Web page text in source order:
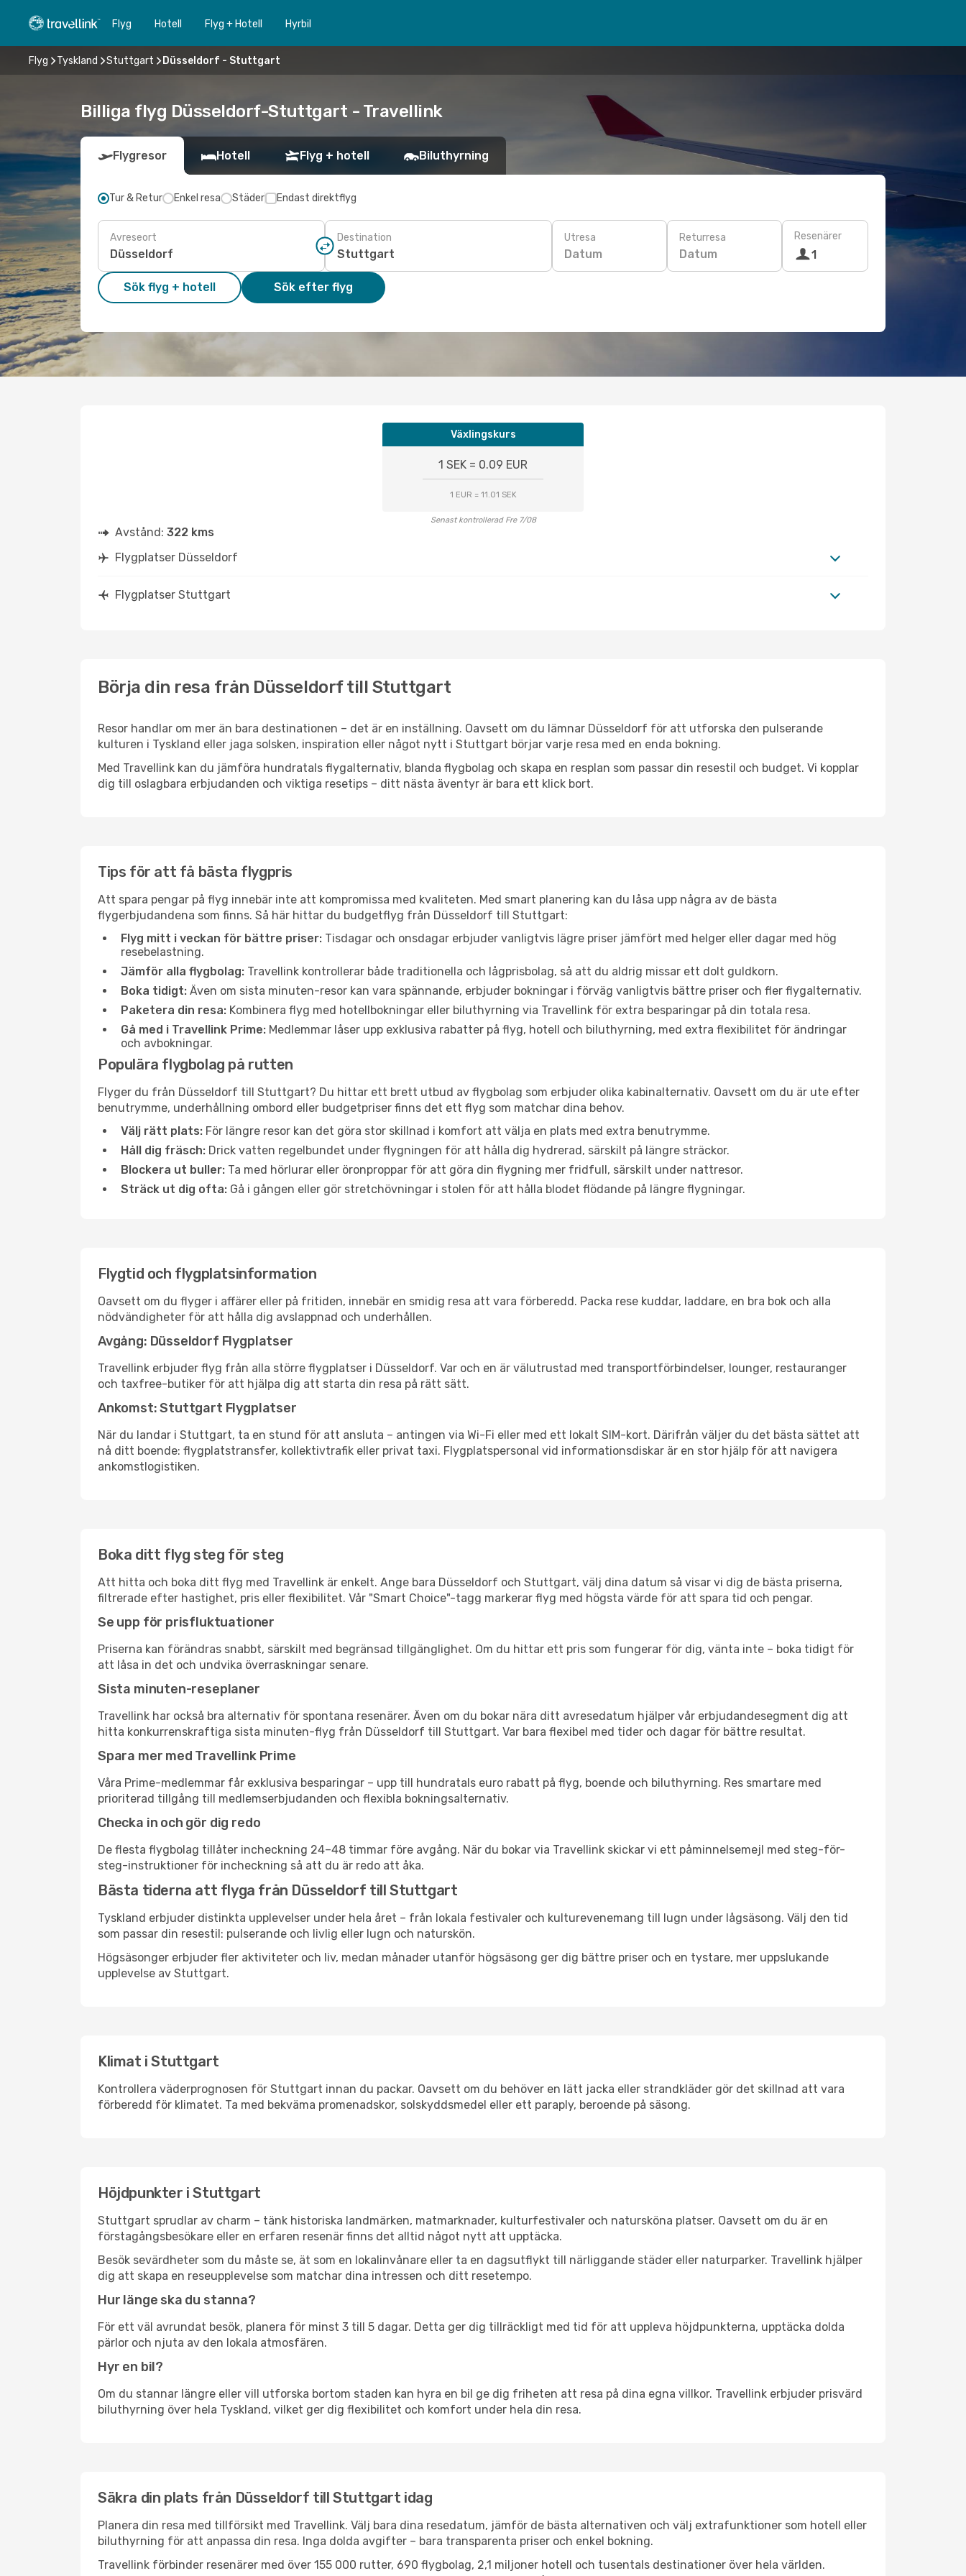
Flyg Hotell Flyg + Hotell Hyrbil
Flyg Tyskland Stuttgart Düsseldorf - Stuttgart
Billiga flyg Düsseldorf-Stuttgart - Travellink
Flygresor Hotell Flyg + hotell Biluthyrning
Tur & Retur Enkel resa Städer Endast direktflyg
Avreseort Destination Utresa
Datum
Returresa
Datum
Resenärer
1
Sök flyg + hotell Sök efter flyg
Växlingskurs
1 SEK = 0.09 EUR
1 EUR = 11.01 SEK
Senast kontrollerad Fre 7/08
Avstånd: 322 kms
Flygplatser Düsseldorf
Flygplatser Stuttgart
Börja din resa från Düsseldorf till Stuttgart
Resor handlar om mer än bara destinationen – det är en inställning. Oavsett om du lämnar Düsseldorf för att utforska den pulserande
kulturen i Tyskland eller jaga solsken, inspiration eller något nytt i Stuttgart börjar varje resa med en enda bokning.
Med Travellink kan du jämföra hundratals flygalternativ, blanda flygbolag och skapa en resplan som passar din resestil och budget. Vi kopplar
dig till oslagbara erbjudanden och viktiga resetips – ditt nästa äventyr är bara ett klick bort.
Tips för att få bästa flygpris
Att spara pengar på flyg innebär inte att kompromissa med kvaliteten. Med smart planering kan du låsa upp några av de bästa
flygerbjudandena som finns. Så här hittar du budgetflyg från Düsseldorf till Stuttgart:
Flyg mitt i veckan för bättre priser: Tisdagar och onsdagar erbjuder vanligtvis lägre priser jämfört med helger eller dagar med hög
resebelastning.
Jämför alla flygbolag: Travellink kontrollerar både traditionella och lågprisbolag, så att du aldrig missar ett dolt guldkorn.
Boka tidigt: Även om sista minuten-resor kan vara spännande, erbjuder bokningar i förväg vanligtvis bättre priser och fler flygalternativ.
Paketera din resa: Kombinera flyg med hotellbokningar eller biluthyrning via Travellink för extra besparingar på din totala resa.
Gå med i Travellink Prime: Medlemmar låser upp exklusiva rabatter på flyg, hotell och biluthyrning, med extra flexibilitet för ändringar
och avbokningar.
Populära flygbolag på rutten
Flyger du från Düsseldorf till Stuttgart? Du hittar ett brett utbud av flygbolag som erbjuder olika kabinalternativ. Oavsett om du är ute efter
benutrymme, underhållning ombord eller budgetpriser finns det ett flyg som matchar dina behov.
Välj rätt plats: För längre resor kan det göra stor skillnad i komfort att välja en plats med extra benutrymme.
Håll dig fräsch: Drick vatten regelbundet under flygningen för att hålla dig hydrerad, särskilt på längre sträckor.
Blockera ut buller: Ta med hörlurar eller öronproppar för att göra din flygning mer fridfull, särskilt under nattresor.
Sträck ut dig ofta: Gå i gången eller gör stretchövningar i stolen för att hålla blodet flödande på längre flygningar.
Flygtid och flygplatsinformation
Oavsett om du flyger i affärer eller på fritiden, innebär en smidig resa att vara förberedd. Packa rese kuddar, laddare, en bra bok och alla
nödvändigheter för att hålla dig avslappnad och underhållen.
Avgång: Düsseldorf Flygplatser
Travellink erbjuder flyg från alla större flygplatser i Düsseldorf. Var och en är välutrustad med transportförbindelser, lounger, restauranger
och taxfree-butiker för att hjälpa dig att starta din resa på rätt sätt.
Ankomst: Stuttgart Flygplatser
När du landar i Stuttgart, ta en stund för att ansluta – antingen via Wi-Fi eller med ett lokalt SIM-kort. Därifrån väljer du det bästa sättet att
nå ditt boende: flygplatstransfer, kollektivtrafik eller privat taxi. Flygplatspersonal vid informationsdiskar är en stor hjälp för att navigera
ankomstlogistiken.
Boka ditt flyg steg för steg
Att hitta och boka ditt flyg med Travellink är enkelt. Ange bara Düsseldorf och Stuttgart, välj dina datum så visar vi dig de bästa priserna,
filtrerade efter hastighet, pris eller flexibilitet. Vår "Smart Choice"-tagg markerar flyg med högsta värde för att spara tid och pengar.
Se upp för prisfluktuationer
Priserna kan förändras snabbt, särskilt med begränsad tillgänglighet. Om du hittar ett pris som fungerar för dig, vänta inte – boka tidigt för
att låsa in det och undvika överraskningar senare.
Sista minuten-reseplaner
Travellink har också bra alternativ för spontana resenärer. Även om du bokar nära ditt avresedatum hjälper vår erbjudandesegment dig att
hitta konkurrenskraftiga sista minuten-flyg från Düsseldorf till Stuttgart. Var bara flexibel med tider och dagar för bättre resultat.
Spara mer med Travellink Prime
Våra Prime-medlemmar får exklusiva besparingar – upp till hundratals euro rabatt på flyg, boende och biluthyrning. Res smartare med
prioriterad tillgång till medlemserbjudanden och flexibla bokningsalternativ.
Checka in och gör dig redo
De flesta flygbolag tillåter incheckning 24–48 timmar före avgång. När du bokar via Travellink skickar vi ett påminnelsemejl med steg-för-
steg-instruktioner för incheckning så att du är redo att åka.
Bästa tiderna att flyga från Düsseldorf till Stuttgart
Tyskland erbjuder distinkta upplevelser under hela året – från lokala festivaler och kulturevenemang till lugn under lågsäsong. Välj den tid
som passar din resestil: pulserande och livlig eller lugn och naturskön.
Högsäsonger erbjuder fler aktiviteter och liv, medan månader utanför högsäsong ger dig bättre priser och en tystare, mer uppslukande
upplevelse av Stuttgart.
Klimat i Stuttgart
Kontrollera väderprognosen för Stuttgart innan du packar. Oavsett om du behöver en lätt jacka eller strandkläder gör det skillnad att vara
förberedd för klimatet. Ta med bekväma promenadskor, solskyddsmedel eller ett paraply, beroende på säsong.
Höjdpunkter i Stuttgart
Stuttgart sprudlar av charm – tänk historiska landmärken, matmarknader, kulturfestivaler och natursköna platser. Oavsett om du är en
förstagångsbesökare eller en erfaren resenär finns det alltid något nytt att upptäcka.
Besök sevärdheter som du måste se, ät som en lokalinvånare eller ta en dagsutflykt till närliggande städer eller naturparker. Travellink hjälper
dig att skapa en reseupplevelse som matchar dina intressen och ditt resetempo.
Hur länge ska du stanna?
För ett väl avrundat besök, planera för minst 3 till 5 dagar. Detta ger dig tillräckligt med tid för att uppleva höjdpunkterna, upptäcka dolda
pärlor och njuta av den lokala atmosfären.
Hyr en bil?
Om du stannar längre eller vill utforska bortom staden kan hyra en bil ge dig friheten att resa på dina egna villkor. Travellink erbjuder prisvärd
biluthyrning över hela Tyskland, vilket ger dig flexibilitet och komfort under hela din resa.
Säkra din plats från Düsseldorf till Stuttgart idag
Planera din resa med tillförsikt med Travellink. Välj bara dina resedatum, jämför de bästa alternativen och välj extrafunktioner som hotell eller
biluthyrning för att anpassa din resa. Inga dolda avgifter – bara transparenta priser och enkel bokning.
Travellink förbinder resenärer med över 155 000 rutter, 690 flygbolag, 2,1 miljoner hotell och tusentals destinationer över hela världen.